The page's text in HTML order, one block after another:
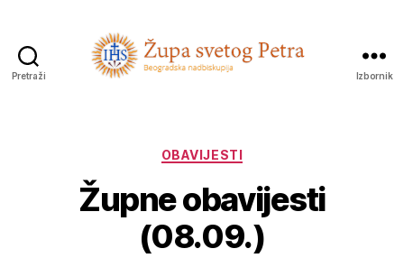
Pretraži Izbornik
Kategorije
OBAVIJESTI
Župne obavijesti
(08.09.)